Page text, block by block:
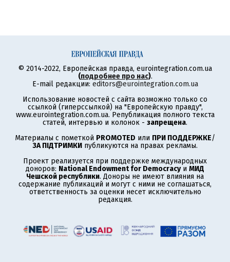
© 2014-2022, Европейская правда, eurointegration.com.ua
(подробнее про нас).
E-mail редакции: editors@eurointegration.com.ua
Использование новостей с сайта возможно только со
ссылкой (гиперссылкой) на "Европейскую правду",
www.eurointegration.com.ua. Републикация полного текста
статей, интервью и колонок - запрещена.
Материалы с пометкой PROMOTED или ПРИ ПОДДЕРЖКЕ/
ЗА ПІДТРИМКИ публикуются на правах рекламы.
Проект реализуется при поддержке международных
доноров: National Endowment for Democracyи МИД
Чешской республики. Доноры не имеют влияния на
содержание публикаций и могут с ними не соглашаться,
ответственность за оценки несет исключительно
редакция.